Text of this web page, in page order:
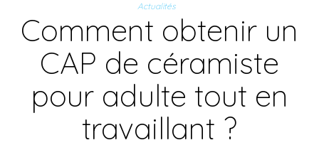
Actualités
Comment obtenir un
CAP de céramiste
pour adulte tout en
travaillant ?